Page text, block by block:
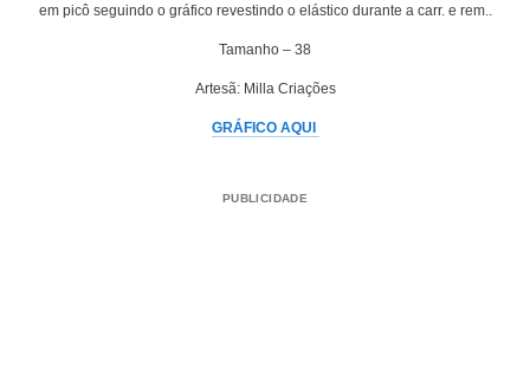
em picô seguindo o gráfico revestindo o elástico durante a carr. e rem..
Tamanho – 38
Artesã: Milla Criações
GRÁFICO AQUI
PUBLICIDADE